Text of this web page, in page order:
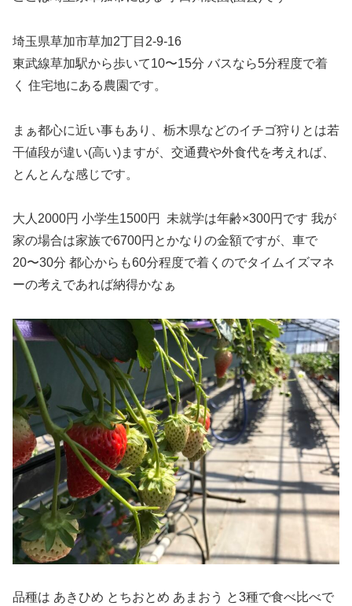
埼玉県草加市草加2丁目2-9-16
東武線草加駅から歩いて10〜15分 バスなら5分程度で着
く 住宅地にある農園です。
まぁ都心に近い事もあり、栃木県などのイチゴ狩りとは若
干値段が違い(高い)ますが、交通費や外食代を考えれば、
とんとんな感じです。
大人2000円 小学生1500円 未就学は年齢×300円です 我が
家の場合は家族で6700円とかなりの金額ですが、車で
20〜30分 都心からも60分程度で着くのでタイムイズマネ
ーの考えであれば納得かなぁ
品種は あきひめ とちおとめ あまおう と3種で食べ比べで